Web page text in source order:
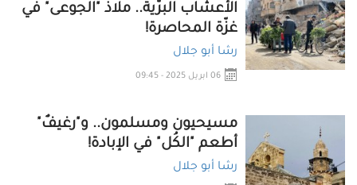
الأعشاب البرّية.. ملاذ "الجوعى" في
غزّة المحاصرة!
رشا أبو جلال
06 ابريل 2025 - 09:45
مسيحيون ومسلمون.. و"رغيفٌ"
أطعم "الكُل" في الإبادة!
رشا أبو جلال